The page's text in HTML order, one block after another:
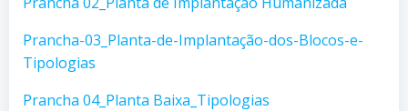
Prancha-03_Planta-de-Implantação-dos-Blocos-e-
Tipologias
Prancha 04_Planta Baixa_Tipologias